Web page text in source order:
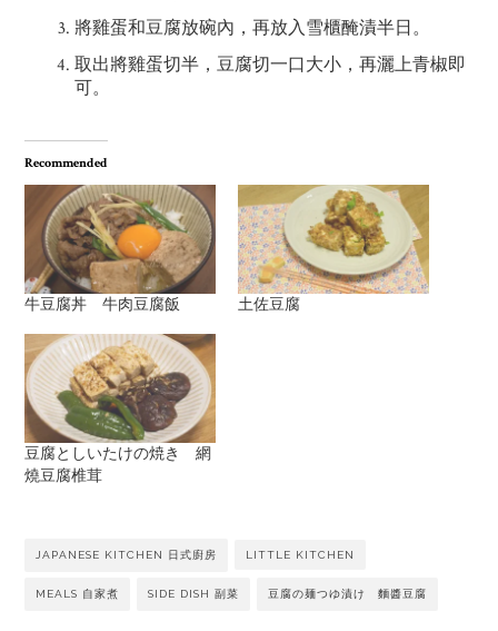
將雞蛋和豆腐放碗內，再放入雪櫃醃漬半日。
取出將雞蛋切半，豆腐切一口大小，再灑上青椒即
可。
Recommended
牛豆腐丼 牛肉豆腐飯 土佐豆腐
豆腐としいたけの焼き 網
燒豆腐椎茸
JAPANESE KITCHEN 日式廚房 LITTLE KITCHEN
MEALS 自家煮 SIDE DISH 副菜 豆腐の麺つゆ漬け 麵醬豆腐